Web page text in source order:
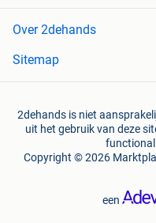
Over 2dehands
Sitemap
2dehands is niet
uit het gebruik van deze
Copyright © 2026
een